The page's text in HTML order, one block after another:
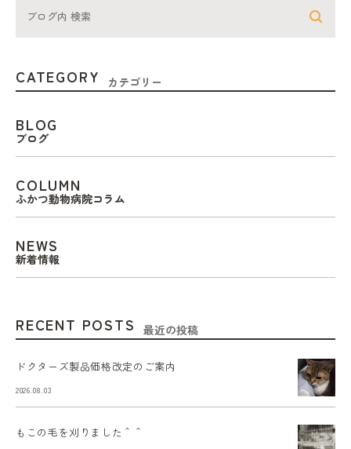
CATEGORY カテゴリー
BLOG
ブログ
COLUMN
ふかつ動物病院コラム
NEWS
新着情報
RECENT POSTS 最近の投稿
ドクターズ製品価格改定のご案内
2026.08.03
もこの毛を刈りました＾＾